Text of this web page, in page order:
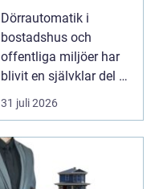
smidigare och mer
tillgängliga entréer
Dörrautomatik i
bostadshus och
offentliga miljöer har
blivit en självklar del av
en modern fastighet...
31 juli 2026